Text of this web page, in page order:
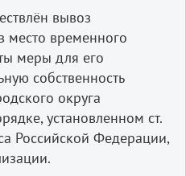
вывоз
место временного
меры для его
собственность
округа
установленном ст.
Российской Федерации,